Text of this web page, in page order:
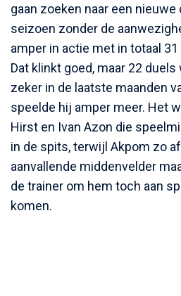
gaan zoeken naar een
seizoen zonder de
amper in actie met in totaal
Dat klinkt goed, maar 22
zeker in de laatste maanden
speelde hij amper meer. Het
Hirst en Ivan Azon die
in de spits, terwijl Akpom zo
aanvallende middenvelder
de trainer om hem toch aan
komen.